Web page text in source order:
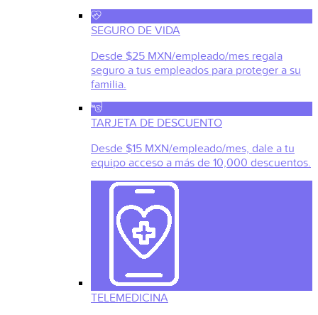
SEGURO DE VIDA
Desde $25 MXN/empleado/mes regala
seguro a tus empleados para proteger a su
familia.
TARJETA DE DESCUENTO
Desde $15 MXN/empleado/mes, dale a tu
equipo acceso a más de 10,000 descuentos.
TELEMEDICINA